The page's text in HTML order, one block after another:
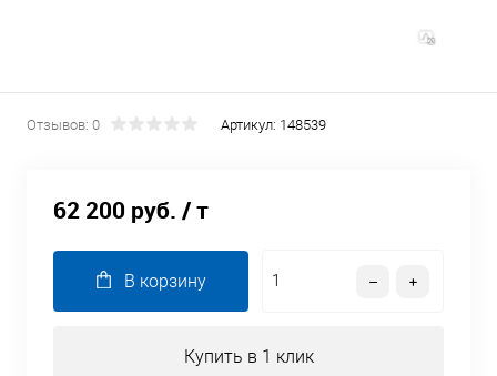
Отзывов: 0 Артикул: 148539
62 200 руб. / т
В корзину
Купить в 1 клик